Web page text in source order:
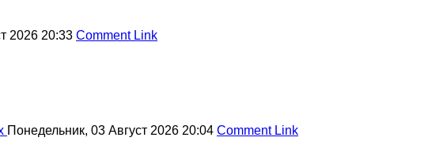
2026 20:33 Comment Link
Понедельник, 03 Август 2026 20:04 Comment Link